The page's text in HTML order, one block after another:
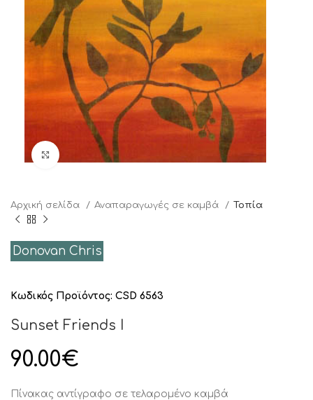
Click to enlarge
Αρχική σελίδα Αναπαραγωγές σε καμβά Τοπία
Donovan Chris
Κωδικός Προϊόντος: CSD 6563
Sunset Friends I
90.00€
Πίνακας αντίγραφο σε τελαρομένο καμβά